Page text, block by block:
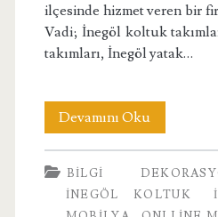
ilçesinde hizmet veren bir
Vadi; İnegöl koltuk
takımları, İnegöl yatak…
Devamını Okuİnegöl
Mobilya
Firmaları
BILGI
İNEGÖL KOLTUK